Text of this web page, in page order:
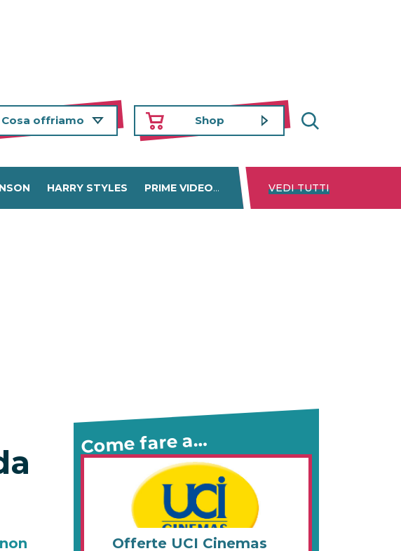
Cosa offriamo Shop
HARRY STYLES PRIME VIDEO DISNEY+ NETFLIX
VEDI TUTTI
Come fare a…
Offerte UCI Cinemas